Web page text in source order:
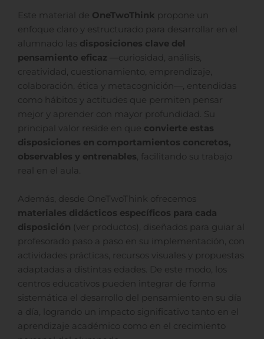
Este material de OneTwoThink propone un
enfoque claro y estructurado para desarrollar en el
alumnado las disposiciones clave del
pensamiento eficaz —curiosidad, análisis,
creatividad, cuestionamiento, emprendizaje,
colaboración, ética y metacognición—, entendidas
como hábitos y actitudes que permiten pensar
mejor y aprender con mayor profundidad. Su
principal valor reside en que convierte estas
disposiciones en comportamientos concretos,
observables y entrenables, facilitando su trabajo
real en el aula.
Además, desde OneTwoThink ofrecemos
materiales didácticos específicos para cada
disposición (ver productos), diseñados para guiar al
profesorado paso a paso en su implementación, con
actividades prácticas, recursos visuales y propuestas
adaptadas a distintas edades. De este modo, los
centros educativos pueden integrar de forma
sistemática el desarrollo del pensamiento en su día
a día, logrando un impacto significativo tanto en el
aprendizaje académico como en el crecimiento